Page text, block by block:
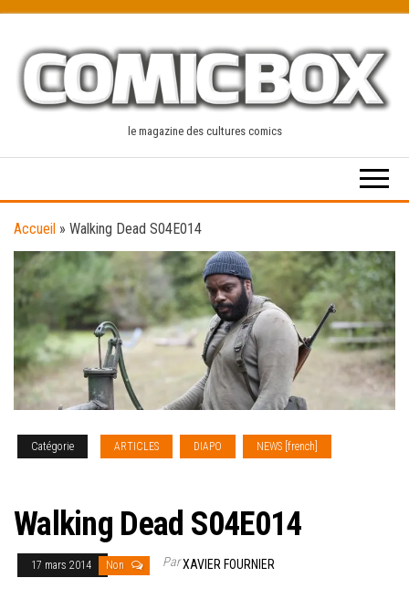
content
le magazine des cultures comics
Accueil » Walking Dead S04E014
Catégorie ARTICLES DIAPO NEWS [french]
Walking Dead S04E014
17 mars 2014 Non ParXAVIER FOURNIER